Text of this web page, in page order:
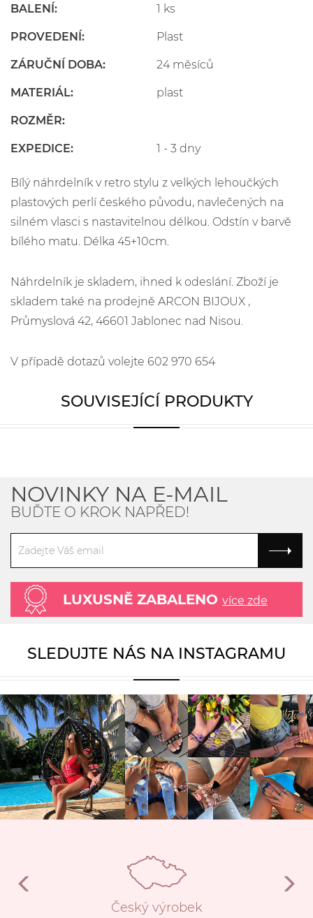
BALENÍ: 1 ks
PROVEDENÍ: Plast
ZÁRUČNÍ DOBA: 24 měsíců
MATERIÁL: plast
ROZMĚR:
EXPEDICE: 1 - 3 dny
Bílý náhrdelník v retro stylu z velkých lehoučkých
plastových perlí českého původu, navlečených na
silném vlasci s nastavitelnou délkou. Odstín v barvě
bílého matu. Délka 45+10cm.
Náhrdelník je skladem, ihned k odeslání. Zboží je
skladem také na prodejně ARCON BIJOUX ,
Průmyslová 42, 46601 Jablonec nad Nisou.
V případě dotazů volejte 602 970 654
SOUVISEJÍCÍ PRODUKTY
NOVINKY NA E-MAIL
BUĎTE O KROK NAPŘED!
LUXUSNĚ ZABALENO více zde
SLEDUJTE NÁS NA INSTAGRAMU
Český výrobek